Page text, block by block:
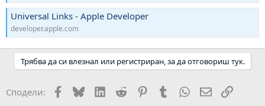
Universal Links - Apple Developer
developer.apple.com
Трябва да си влезнал или регистриран, за да отговориш тук.
Сподели: Facebook
BlueskyLinkedIn
Reddit PinterestTumblr WhatsApp
EmailLink